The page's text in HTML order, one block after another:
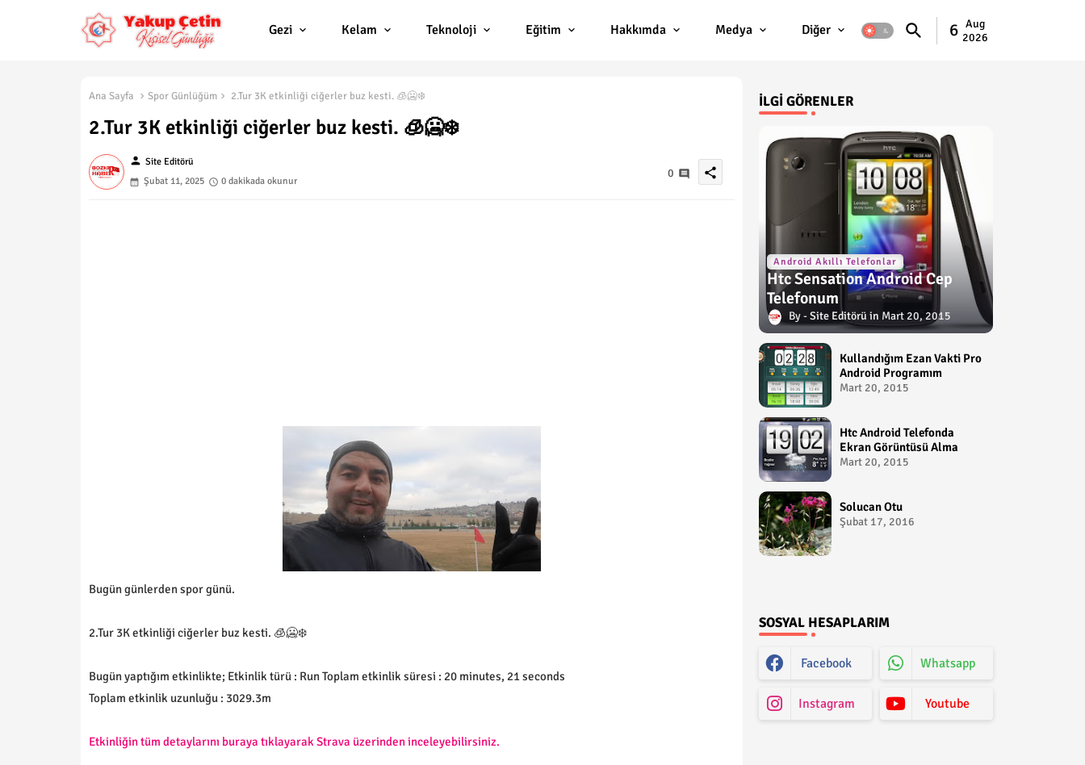
Gezi Kelam Teknoloji Eğitim Hakkımda Medya Diğer 6 Aug
2026
Ana Sayfa Spor Günlüğüm 2.Tur 3K etkinliği ciğerler buz kesti. 🧊🥶❄️
2.Tur 3K etkinliği ciğerler buz kesti. 🧊🥶❄️
person Site Editörü
Şubat 11, 2025
0 dakikada okunur
0 share
Bugün günlerden spor günü.
2.Tur 3K etkinliği ciğerler buz kesti. 🧊🥶❄️
Bugün yaptığım etkinlikte; Etkinlik türü : Run Toplam etkinlik süresi : 20 minutes, 21 seconds
Toplam etkinlik uzunluğu : 3029.3m
Etkinliğin tüm detaylarını buraya tıklayarak Strava üzerinden inceleyebilirsiniz.
İLGI GÖRENLER
Android Akıllı Telefonlar
Htc Sensation Android Cep
Telefonum
Site Editörü Mart 20, 2015
Kullandığım Ezan Vakti Pro
Android Programım
Mart 20, 2015
Htc Android Telefonda
Ekran Görüntüsü Alma
Mart 20, 2015
Solucan Otu
Şubat 17, 2016
SOSYAL HESAPLARIM
Facebook Whatsapp
Instagram Youtube